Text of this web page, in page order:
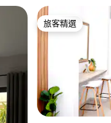
旅客精選
旅客精選